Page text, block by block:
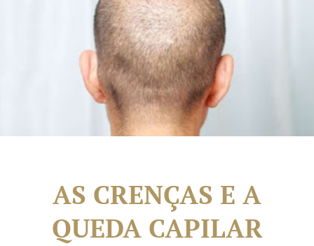
AS CRENÇAS E A
QUEDA CAPILAR